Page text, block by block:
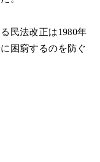
民法改正は1980年
困窮するのを防ぐ